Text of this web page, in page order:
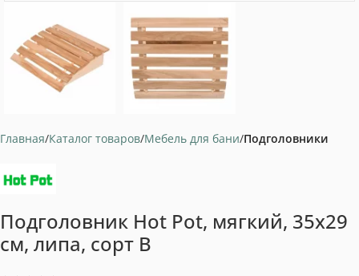
Главная Каталог товаров Мебель для бани Подголовники
Подголовник Hot Pot, мягкий, 35х29
см, липа, сорт B